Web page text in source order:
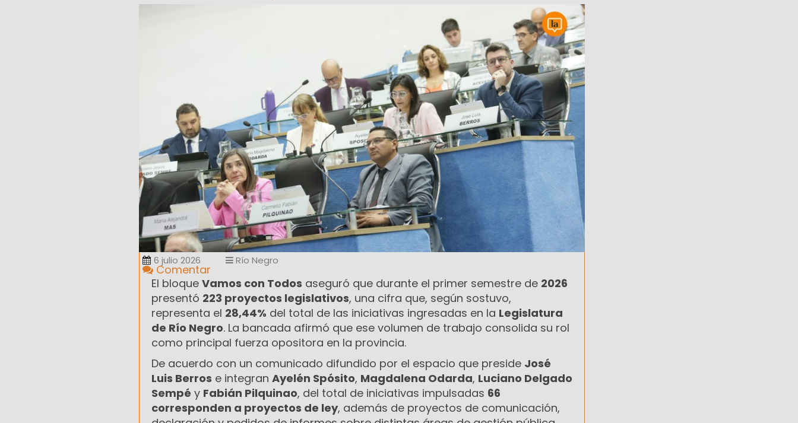
6 julio 2026 Río Negro
Comentar
El bloque Vamos con Todos aseguró que durante el primer semestre de 2026
presentó 223 proyectos legislativos, una cifra que, según sostuvo,
representa el 28,44% del total de las iniciativas ingresadas en la Legislatura
de Río Negro. La bancada afirmó que ese volumen de trabajo consolida su rol
como principal fuerza opositora en la provincia.
De acuerdo con un comunicado difundido por el espacio que preside José
Luis Berros e integran Ayelén Spósito, Magdalena Odarda, Luciano Delgado
Sempé y Fabián Pilquinao, del total de iniciativas impulsadas 66
corresponden a proyectos de ley, además de proyectos de comunicación,